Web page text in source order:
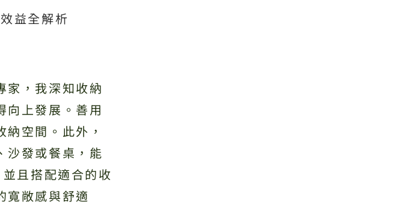
益全解析
家，我深知收納
向上發展。善用
空間。此外，
沙發或餐桌，能
且搭配適合的收
寬敞感與舒適